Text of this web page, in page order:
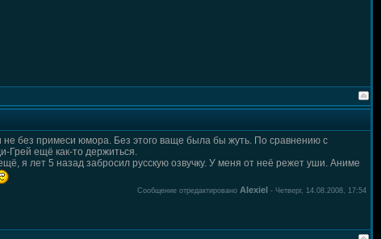
без примеси юмора. Без этого ваще была бы жуть. По сравнению с
Грей ещё как-то держиться.
я лет 5 назад забросил русскую озвучку. У меня от неё режет уши. Аниме
Сообщение отредактировано Alexiel - Четверг, 14.08.2008, 17:54